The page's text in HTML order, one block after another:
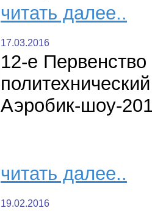
читать далее..
17.03.2016
12-е
Аэробик-шоу-
читать далее..
19.02.2016